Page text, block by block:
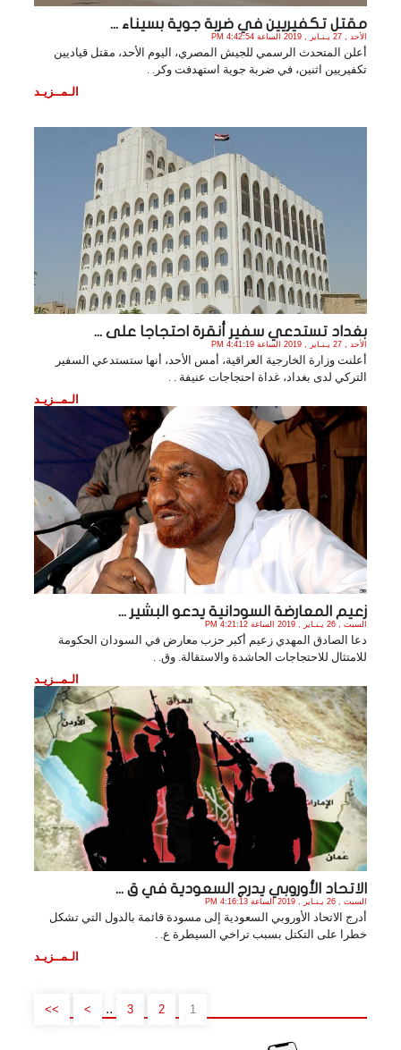
مقتل تكفيريين في ضربة جوية بسيناء ...
الأحد , 27 يـنـاير , 2019 الساعة 4:42:54 PM
أعلن المتحدث الرسمي للجيش المصري، اليوم الأحد، مقتل قياديين
تكفيريين اثنين، في ضربة جوية استهدفت وكر. .
الـمــزيـد
بغداد تستدعي سفير أنقرة احتجاجا على ...
الأحد , 27 يـنـاير , 2019 الساعة 4:41:19 PM
أعلنت وزارة الخارجية العراقية، أمس الأحد، أنها ستستدعي السفير
التركي لدى بغداد، غداة احتجاجات عنيفة . .
الـمــزيـد
زعيم المعارضة السودانية يدعو البشير ...
السبت , 26 يـنـاير , 2019 الساعة 4:21:12 PM
دعا الصادق المهدي زعيم أكبر حزب معارض في السودان الحكومة
للامتثال للاحتجاجات الحاشدة والاستقالة. وق. .
الـمــزيـد
الاتحاد الأوروبي يدرج السعودية في ق ...
السبت , 26 يـنـاير , 2019 الساعة 4:16:13 PM
أدرج الاتحاد الأوروبي السعودية إلى مسودة قائمة بالدول التي تشكل
خطرا على التكتل بسبب تراخي السيطرة ع. .
الـمــزيـد
1
2
3
..
>
>>